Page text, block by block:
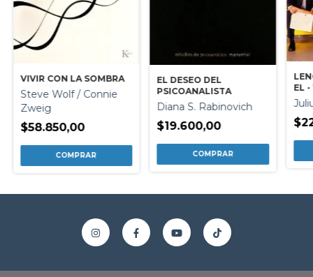
VIVIR CON LA SOMBRA
Steve Wolf / Connie
Zweig
$58.850,00
EL DESEO DEL
PSICOANALISTA
Diana S. Rabinovich
$19.600,00
EL -